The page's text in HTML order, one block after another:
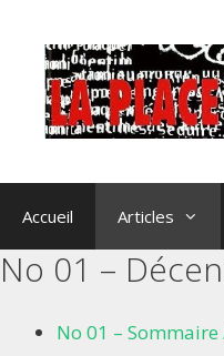
contenu
Accueil Articles
No 01 –
No 01 –